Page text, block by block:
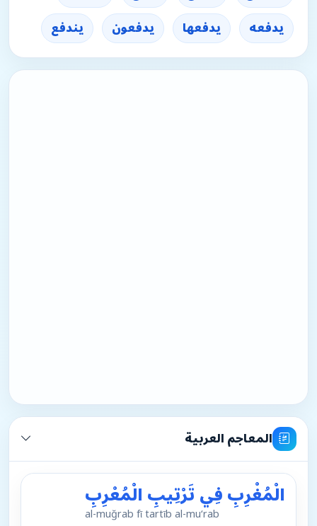
يدفعه
يدفعها يدفعون يندفع
المعاجم العربية
الْمُغْرِبِ فِي تَرْتِيبِ الْمُعْرِبِ
al-muğrab fῑ tartῑb al-mu‘rab